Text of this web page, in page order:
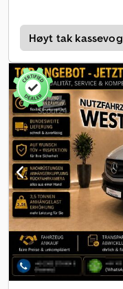
Høyt tak